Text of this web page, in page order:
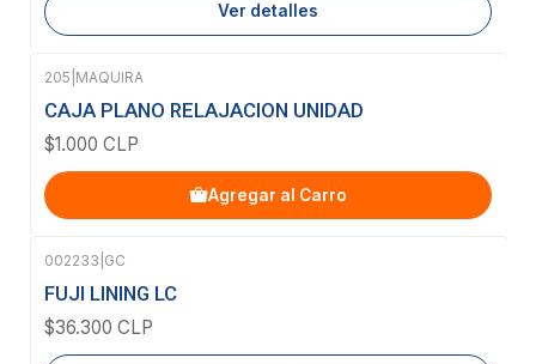
Ver detalles
205 MAQUIRA
CAJA PLANO RELAJACION UNIDAD
$1.000 CLP
Agregar al Carro
Agotado
002233 GC
FUJI LINING LC
$36.300 CLP